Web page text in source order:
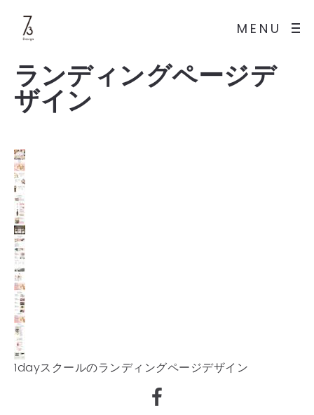
MENU
ランディングページデ
ザイン
1dayスクールのランディングページデザイン